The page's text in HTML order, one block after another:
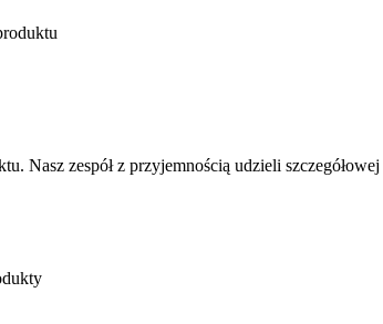
Nasz zespół z przyjemnością udzieli